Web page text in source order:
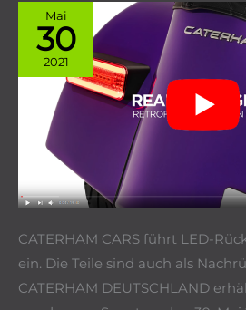
Mai
30
2021
CATERHAM CARS führt LED-
ein. Die Teile sind auch als
CATERHAM DEUTSCHLAND